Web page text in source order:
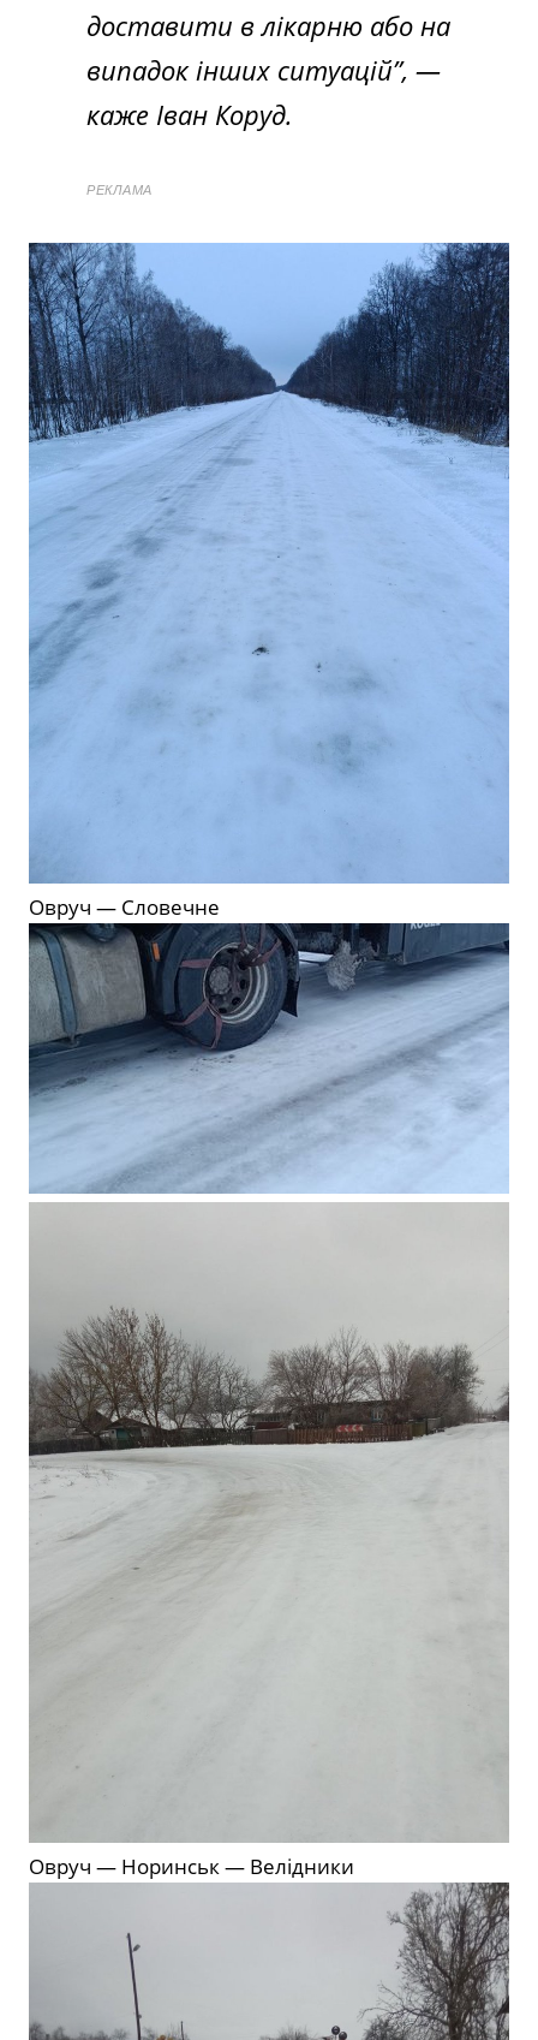
доставити в лікарню або на
випадок інших ситуацій”, —
каже Іван Коруд.
РЕКЛАМА
Овруч — Словечне
Овруч — Норинськ — Велідники